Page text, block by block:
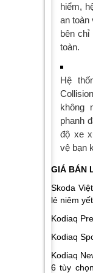
hiểm,
an toàn
bên
toàn.
Hệ
không
phanh
độ xe
vệ bạn
GIÁ BÁN
Skoda
lẻ niêm
Kodiaq
Kodiaq
Kodiaq
6 tùy